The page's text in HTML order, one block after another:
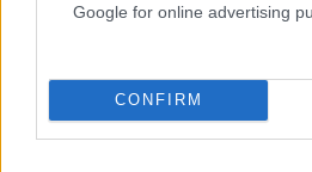
Google for online advertising
CONFIRM